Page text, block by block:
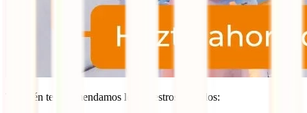
También te recomendamos leer nuestros artículos: